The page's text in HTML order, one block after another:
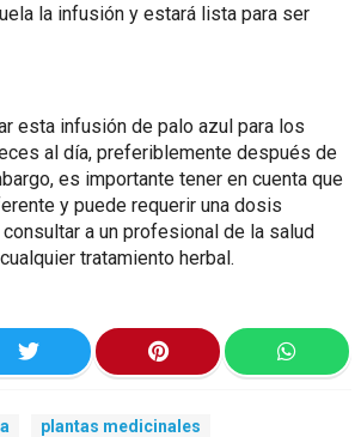
la infusión y estará lista para ser
esta infusión de palo azul para los
al día, preferiblemente después de
es importante tener en cuenta que
y puede requerir una dosis
a un profesional de la salud
tratamiento herbal.
plantas medicinales